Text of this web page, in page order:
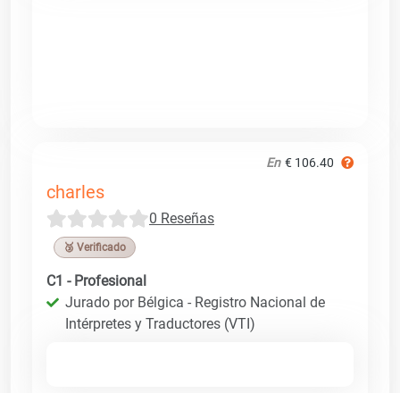
En € 106.40
charles
0 Reseñas
🥉 Verificado
C1 - Profesional
Jurado por Bélgica - Registro Nacional de
Intérpretes y Traductores (VTI)